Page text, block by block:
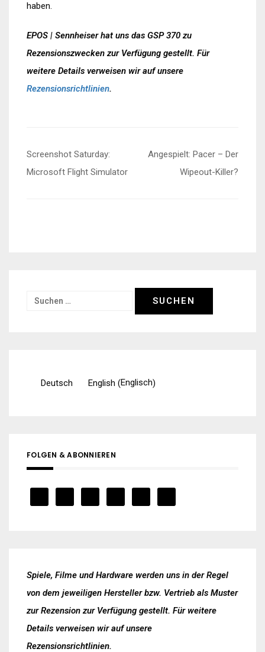
haben.
EPOS | Sennheiser hat uns das GSP 370 zu
Rezensionszwecken zur Verfügung gestellt. Für
weitere Details verweisen wir auf unsere
Rezensionsrichtlinien.
Beitragsnavigation
Screenshot Saturday:
Microsoft Flight Simulator
Angespielt: Pacer – Der
Wipeout-Killer?
Suchen
Deutsch English (Englisch)
FOLGEN & ABONNIEREN
Spiele, Filme und Hardware werden uns in der Regel
von dem jeweiligen Hersteller bzw. Vertrieb als Muster
zur Rezension zur Verfügung gestellt. Für weitere
Details verweisen wir auf unsere
Rezensionsrichtlinien.